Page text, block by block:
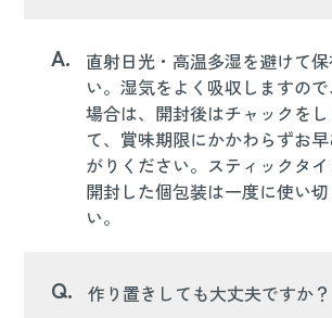
A.
直射日光・高温多湿を避けて
い。湿気をよく吸収しますの
場合は、開封後はチャックを
て、賞味期限にかかわらずお
がりください。スティックタイ
開封した個包装は一度に使い
い。
Q. 作り置きしても大丈夫ですか？